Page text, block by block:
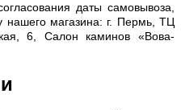
даты самовывоза,
нашего магазина: г. Пермь, ТЦ
6, Салон каминов «Вова-